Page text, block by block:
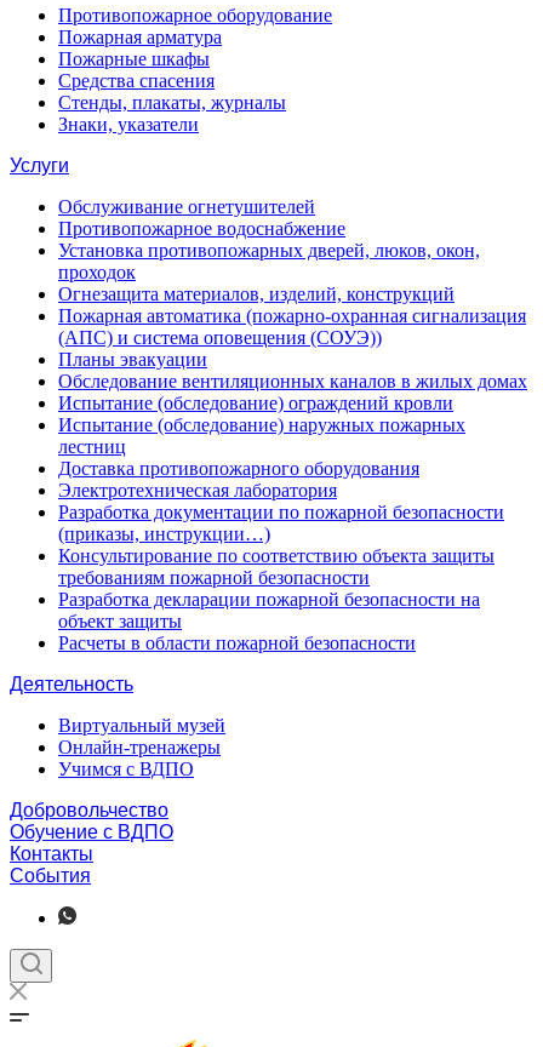
Противопожарное оборудование
Пожарная арматура
Пожарные шкафы
Средства спасения
Стенды, плакаты, журналы
Знаки, указатели
Услуги
Обслуживание огнетушителей
Противопожарное водоснабжение
Установка противопожарных дверей, люков, окон,
проходок
Огнезащита материалов, изделий, конструкций
Пожарная автоматика (пожарно-охранная сигнализация
(АПС) и система оповещения (СОУЭ))
Планы эвакуации
Обследование вентиляционных каналов в жилых домах
Испытание (обследование) ограждений кровли
Испытание (обследование) наружных пожарных
лестниц
Доставка противопожарного оборудования
Электротехническая лаборатория
Разработка документации по пожарной безопасности
(приказы, инструкции…)
Консультирование по соответствию объекта защиты
требованиям пожарной безопасности
Разработка декларации пожарной безопасности на
объект защиты
Расчеты в области пожарной безопасности
Деятельность
Виртуальный музей
Онлайн-тренажеры
Учимся с ВДПО
Добровольчество
Обучение с ВДПО
Контакты
События